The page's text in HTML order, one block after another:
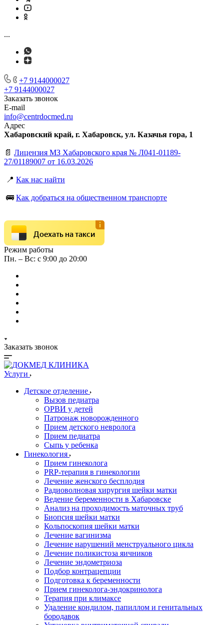
...
+7 9144000027
+7 9144000027
Заказать звонок
E-mail
info@centrdocmed.ru
Адрес
Хабаровский край, г. Хабаровск, ул. Казачья гора, 1
📄 Лицензия МЗ Хабаровского края № Л041-01189-
27/01189007 от 16.03.2026
📍 Как нас найти
🚌 Как добраться на общественном транспорте
Доехать на такси
Режим работы
Пн. – Вс: с 9:00 до 20:00
Заказать звонок
Услуги
Детское отделение
Вызов педиатра
ОРВИ у детей
Патронаж новорожденного
Прием детского невролога
Прием педиатра
Сыпь у ребенка
Гинекология
Прием гинеколога
PRP-терапия в гинекологии
Лечение женского бесплодия
Радиоволновая хирургия шейки матки
Ведение беременности в Хабаровске
Анализ на проходимость маточных труб
Биопсия шейки матки
Кольпоскопия шейки матки
Лечение вагинизма
Лечение нарушений менструального цикла
Лечение поликистоза яичников
Лечение эндометриоза
Подбор контрацепции
Подготовка к беременности
Прием гинеколога-эндокринолога
Терапия при климаксе
Удаление кондилом, папиллом и генитальных
бородавок